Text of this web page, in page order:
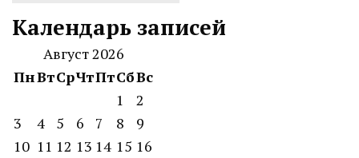
Календарь записей
Август 2026
ПнВтСрЧтПтСбВс
1
2
3
4 5 6 7 8
9
10 11 12 13 14 15 16